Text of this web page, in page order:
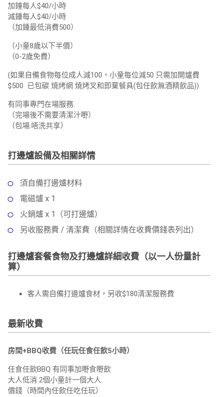
加鐘每人$40/小時
減鍾每人$40/小時
（加鍾最低消費500）
（小童8歲以下半價）
（0-2歲免費）
(如果自備食物每位成人減100，小童每位減50 只需加開爐費
$500 已包碳 燒烤網 燒烤叉和即棄餐具(包任飲無酒精飲品))
有同事專門在場服務.
（完場後不需要清潔汁嘢）
（包場.唔洗共享）
打邊爐設備及相關詳情
須自備打邊爐材料
電磁爐 x 1
火鍋爐 x 1（可打邊爐）
另收服務費 / 清潔費（相關詳情在收費價錢表列出）
打邊爐套餐食物及打邊爐詳細收費（以一人份量計
算）
客人需自備打邊爐食材，另收$180清潔服務費
最新收費
房間+BBQ收費（任玩任食任飲5小時）
任食任飲BBQ 有同事加嘢食嘢飲
大人低消 2個小童計一個大人.
價錢（時間內任飲任吃任玩）